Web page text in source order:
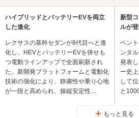
ハイブリッドとバッテリーEVを両立
した進化
レクサスの基幹セダンが8代目へと進
化し、HEVとバッテリーEVを併せも
つ電動ラインアップで全面刷新され
た。新開発プラットフォームと電動化
技術の強化により、静粛性や乗り心地
が一段と高められ、操縦安定性…
新型
ルが
ベン
ンタ
発表
ー史
して
と
もっと見る